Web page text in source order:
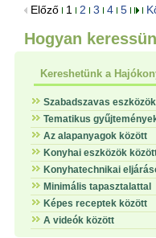
Előző 1 2 3 4 5
Hogyan
Kereshetünk a
Szabadszavas
Tematikus
Az alapanyagok között
Konyhai eszközök
Konyhatechnikai
Minimális tapasztalattal
Képes receptek között
A videók között